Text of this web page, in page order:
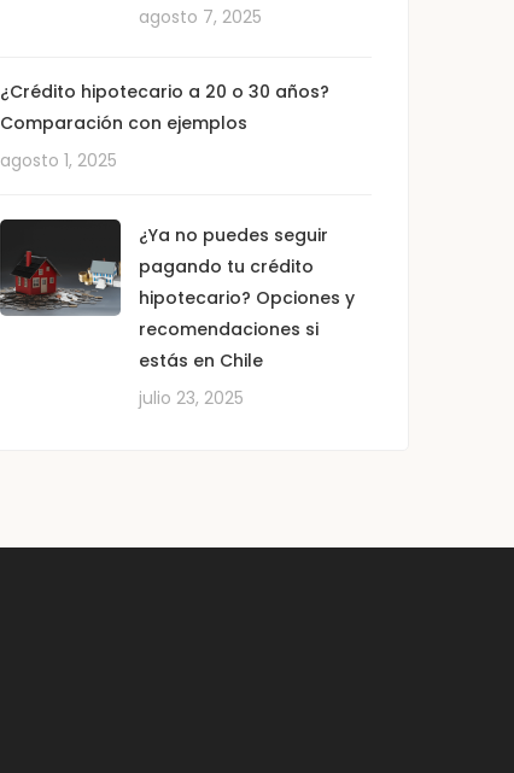
agosto 7, 2025
¿Crédito hipotecario a 20 o 30 años?
Comparación con ejemplos
agosto 1, 2025
¿Ya no puedes seguir
pagando tu crédito
hipotecario? Opciones y
recomendaciones si
estás en Chile
julio 23, 2025